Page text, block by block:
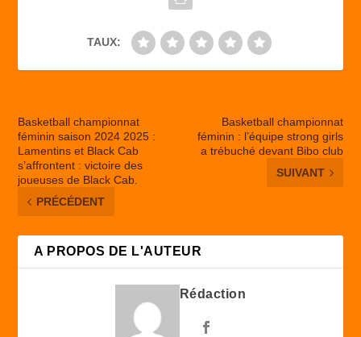
TAUX:
Basketball championnat
féminin saison 2024 2025 :
Lamentins et Black Cab
s’affrontent : victoire des
joueuses de Black Cab.
PRÉCÉDENT
Basketball championnat
féminin : l’équipe strong girls
a trébuché devant Bibo club
SUIVANT
A PROPOS DE L'AUTEUR
Rédaction